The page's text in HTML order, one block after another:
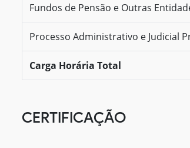
Fundos de Pensão e Outras
Processo Administrativo e Judicial
Carga Horária Total
CERTIFICAÇÃO